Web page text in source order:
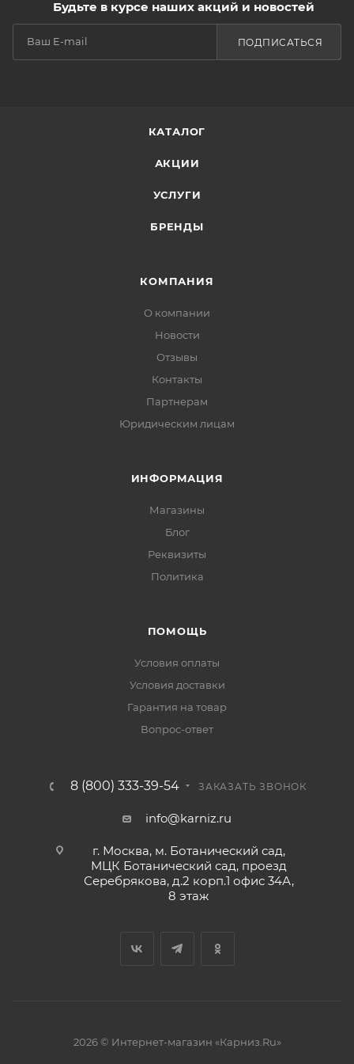
Будьте в курсе наших акций и новостей
ПОДПИСАТЬСЯ
КАТАЛОГ
АКЦИИ
УСЛУГИ
БРЕНДЫ
КОМПАНИЯ
О компании
Новости
Отзывы
Контакты
Партнерам
Юридическим лицам
ИНФОРМАЦИЯ
Магазины
Блог
Реквизиты
Политика
ПОМОЩЬ
Условия оплаты
Условия доставки
Гарантия на товар
Вопрос-ответ
8 (800) 333-39-54 ЗАКАЗАТЬ ЗВОНОК
info@karniz.ru
г. Москва, м. Ботанический сад,
МЦК Ботанический сад, проезд
Серебрякова, д.2 корп.1 офис 34А,
8 этаж
2026 © Интернет-магазин «Карниз.Ru»